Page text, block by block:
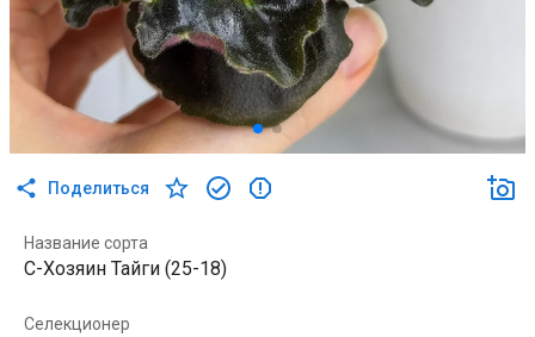
Поделиться
Название сорта
С-Хозяин Тайги (25-18)
Селекционер